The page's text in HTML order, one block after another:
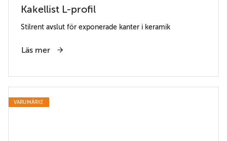
Kakellist L-profil
Stilrent avslut för exponerade kanter i keramik
Läs mer
VARUMÄRKE